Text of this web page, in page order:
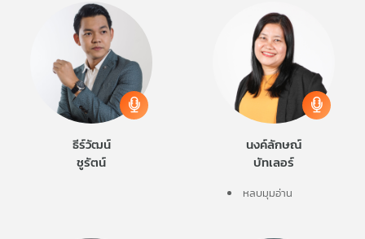
ธีร์วัฒน์
ชูรัตน์
นงค์ลักษณ์
บัทเลอร์
หลบมุมอ่าน